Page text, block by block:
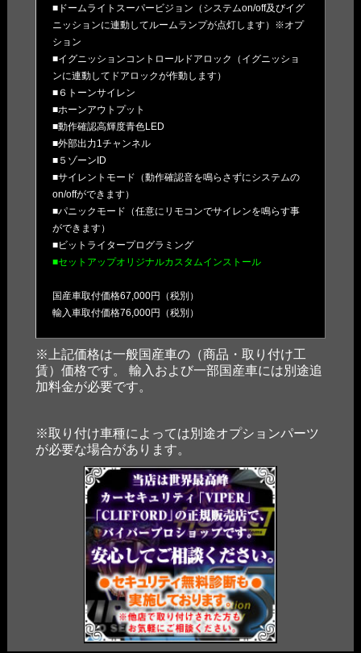
■ドームライトスーパービジョン（システムon/off及びイグ
ニッションに連動してルームランプが点灯します）※オプ
ション
■イグニッションコントロールドアロック（イグニッショ
ンに連動してドアロックが作動します）
■６トーンサイレン
■ホーンアウトプット
■動作確認高輝度青色LED
■外部出力1チャンネル
■５ゾーンID
■サイレントモード（動作確認音を鳴らさずにシステムの
on/offができます）
■パニックモード（任意にリモコンでサイレンを鳴らす事
ができます）
■ビットライタープログラミング
■セットアップオリジナルカスタムインストール
国産車取付価格67,000円（税別）
輸入車取付価格76,000円（税別）
※上記価格は一般国産車の（商品・取り付け工
賃）価格です。 輸入および一部国産車には別途追
加料金が必要です。
※取り付け車種によっては別途オプションパーツ
が必要な場合があります。